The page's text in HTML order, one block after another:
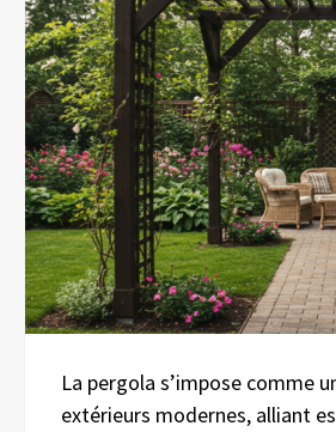
La pergola s’impose comme
extérieurs modernes, alliant